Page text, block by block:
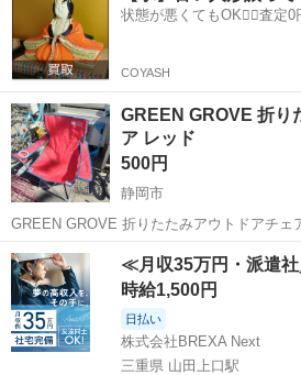
状態が悪くてもOK🙆‍♀️査定0
COYASH
GREEN GROVE 折り
ア レッド
500円
静岡市
GREEN GROVE 折りたたみアウトドアチェ
ち合わせ場所静岡市駿河区西島716-2 リサイ
店。
静岡 静岡市 椅子
≪月収35万円・派遣
時給1,500円
日払い
株式会社BREXA Next
三重県 山田上口駅